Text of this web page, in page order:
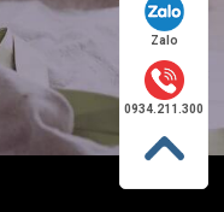
Zalo
0934.211.300